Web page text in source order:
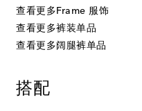
查看更多Frame 服饰
查看更多裤装单品
查看更多阔腿裤单品
搭配